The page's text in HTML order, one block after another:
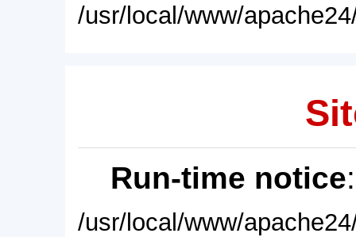
/usr/local/www/
Run-time notice
/usr/local/www/